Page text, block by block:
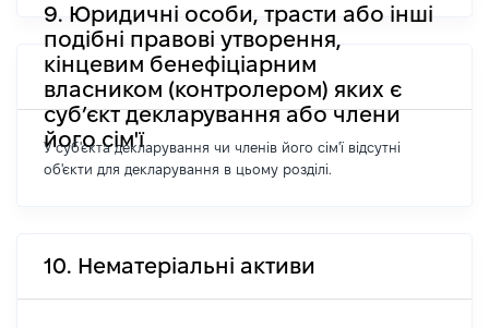
9. Юридичні особи, трасти або інші
подібні правові утворення,
кінцевим бенефіціарним
власником (контролером) яких є
суб’єкт декларування або члени
його сім'ї
У суб'єкта декларування чи членів його сім'ї відсутні
об'єкти для декларування в цьому розділі.
10. Нематеріальні активи